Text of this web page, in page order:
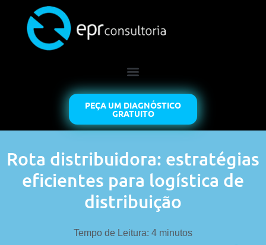
PEÇA UM DIAGNÓSTICO
GRATUITO
Rota distribuidora: estratégias
eficientes para logística de
distribuição
Tempo de Leitura: 4 minutos